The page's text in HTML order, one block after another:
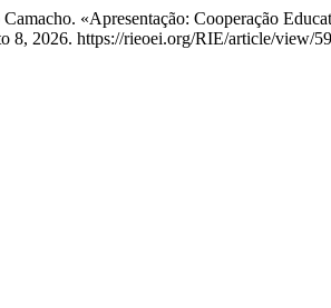
«Apresentação: Cooperação
8, 2026. https://rieoei.org/RIE/article/view/